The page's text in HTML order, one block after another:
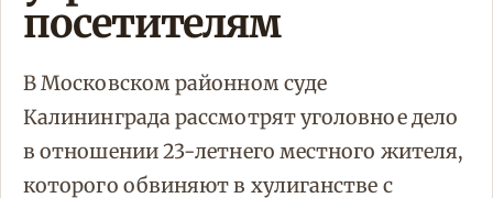
посетителям
В Московском районном суде
Калининграда рассмотрят уголовное дело
в отношении 23-летнего местного жителя,
которого обвиняют в хулиганстве с